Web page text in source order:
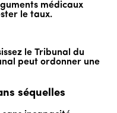
médicaux
le taux.
le Tribunal du
peut ordonner une
séquelles